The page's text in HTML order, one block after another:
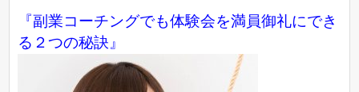
『副業コーチングでも体験会を満員御礼にでき
る２つの秘訣』